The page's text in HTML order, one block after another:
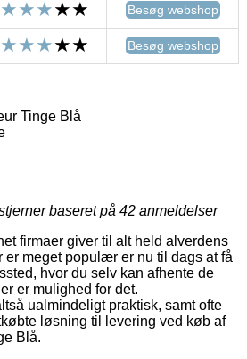
Besøg webshop
Besøg webshop
Tinge Blå
baseret på 42 anmeldelser
firmaer giver til alt held alverdens
er meget populær er nu til dags at få
hvor du selv kan afhente de
er mulighed for det.
ualmindeligt praktisk, samt ofte
løsning til levering ved køb af
Blå.